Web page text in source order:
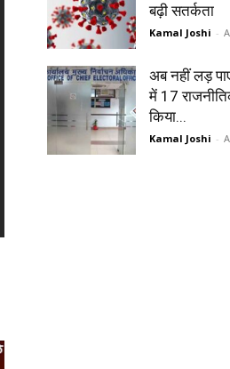
बढ़ी सतर्कता
Kamal Joshi -
अब नहीं लड़
में 17
किया...
Kamal Joshi -